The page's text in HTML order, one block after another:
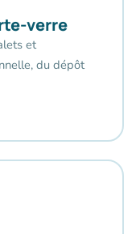
verre
et
du dépôt